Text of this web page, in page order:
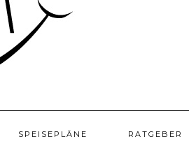
SPEISEPLÄNE RATGEBER